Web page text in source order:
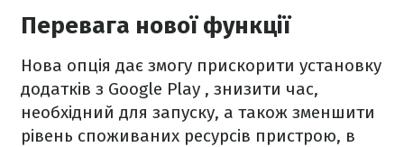
Перевага нової функції
Нова опція дає змогу прискорити установку
додатків з Google Play , знизити час,
необхідний для запуску, а також зменшити
рівень споживаних ресурсів пристрою, в